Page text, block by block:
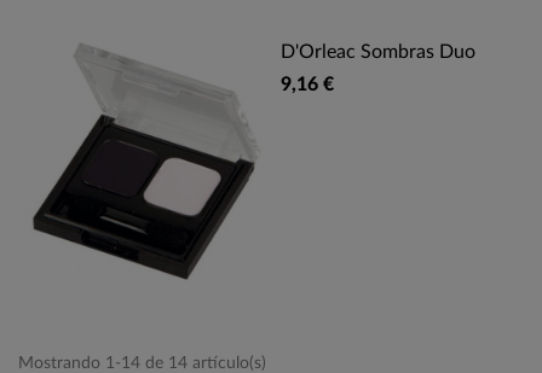
D'Orleac Sombras Duo
9,16 €
Mostrando 1-14 de 14 artículo(s)